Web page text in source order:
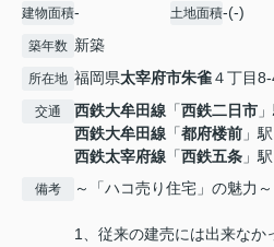
建物面積- 土地面積-(-)
築年数 新築
所在地 福岡県太宰府市朱雀４丁目8-
交通 西鉄大牟田線 「西鉄二日市
西鉄大牟田線 「都府楼前 」
西鉄太宰府線 「西鉄五条 」
備考 ～「ハコ売り住宅」の魅力～
1、従来の建売には出来なか